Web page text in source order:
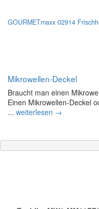
GOURMETmaxx 02914
Mikrowellen-Deckel
Braucht man einen
Einen Mikrowellen-Deckel
... weiterlesen →